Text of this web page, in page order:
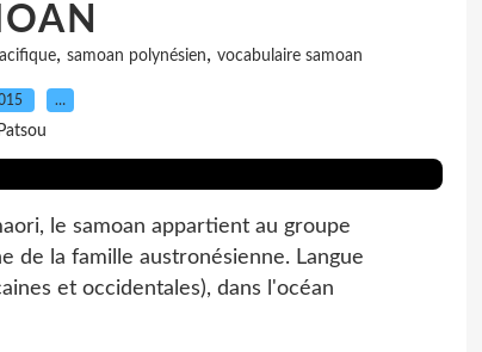
, samoan polynésien, vocabulaire samoan
…
le samoan appartient au groupe
de la famille austronésienne. Langue
et occidentales), dans l'océan